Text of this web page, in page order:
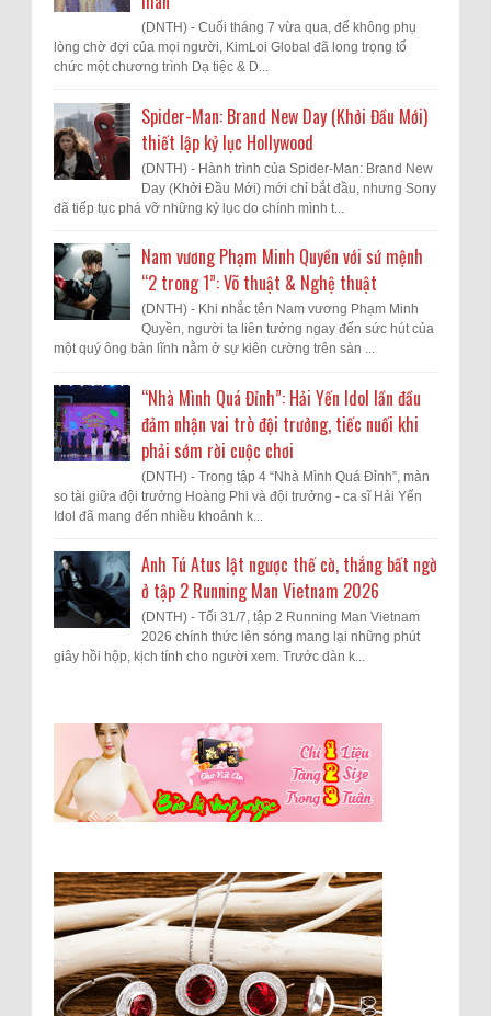
(DNTH) - Cuối tháng 7 vừa qua, để không phụ
lòng chờ đợi của mọi người, KimLoi Global đã long trọng tổ
chức một chương trình Dạ tiệc & D...
Spider-Man: Brand New Day (Khởi Đầu Mới)
thiết lập kỷ lục Hollywood
(DNTH) - Hành trình của Spider-Man: Brand New
Day (Khởi Đầu Mới) mới chỉ bắt đầu, nhưng Sony
đã tiếp tục phá vỡ những kỷ lục do chính mình t...
Nam vương Phạm Minh Quyền với sứ mệnh
“2 trong 1”: Võ thuật & Nghệ thuật
(DNTH) - Khi nhắc tên Nam vương Phạm Minh
Quyền, người ta liên tưởng ngay đến sức hút của
một quý ông bản lĩnh nằm ở sự kiên cường trên sàn ...
“Nhà Mình Quá Đỉnh”: Hải Yến Idol lần đầu
đảm nhận vai trò đội trưởng, tiếc nuối khi
phải sớm rời cuộc chơi
(DNTH) - Trong tập 4 “Nhà Mình Quá Đỉnh”, màn
so tài giữa đội trưởng Hoàng Phi và đội trưởng - ca sĩ Hải Yến
Idol đã mang đến nhiều khoảnh k...
Anh Tú Atus lật ngược thế cờ, thắng bất ngờ
ở tập 2 Running Man Vietnam 2026
(DNTH) - Tối 31/7, tập 2 Running Man Vietnam
2026 chính thức lên sóng mang lại những phút
giây hồi hộp, kịch tính cho người xem. Trước dàn k...